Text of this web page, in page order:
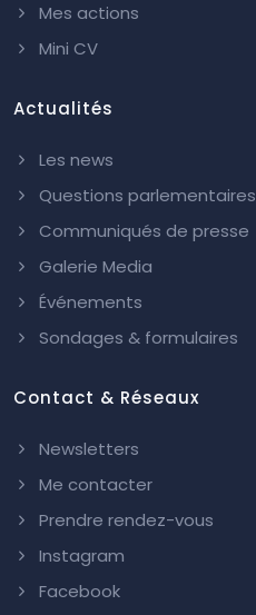
Mes actions
Mini CV
Actualités
Les news
Questions parlementaires
Communiqués de presse
Galerie Media
Événements
Sondages & formulaires
Contact & Réseaux
Newsletters
Me contacter
Prendre rendez-vous
Instagram
Facebook